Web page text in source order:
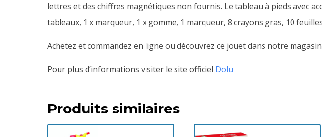
lettres et des chiffres magnétiques non fournis. Le tableau à pieds avec
tableaux, 1 x marqueur, 1 x gomme, 1 marqueur, 8 crayons gras, 10
Achetez et commandez en ligne ou découvrez ce jouet dans notre
Pour plus d’informations visiter le site officiel Dolu
Produits similaires